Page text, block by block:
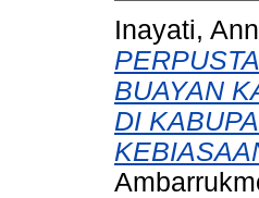
Inayati,
BUAYAN
DI